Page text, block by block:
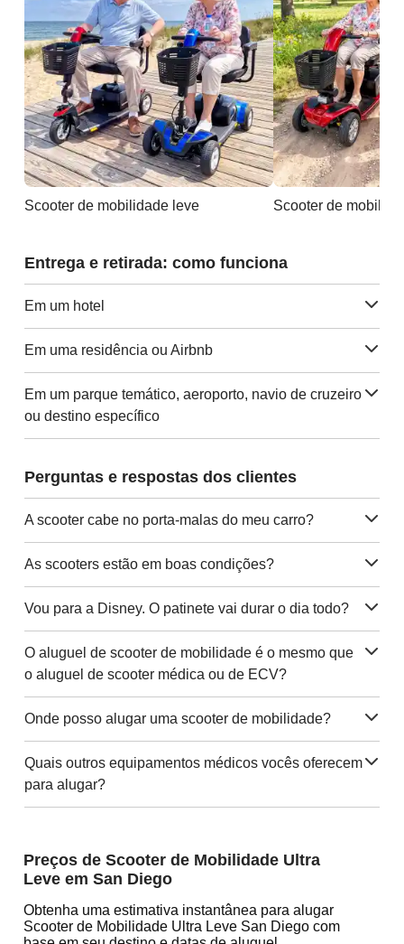
Scooter de mobilidade leve
Entrega e retirada: como funciona
Em um hotel
Em uma residência ou Airbnb
Em um parque temático, aeroporto, navio de cruzeiro
ou destino específico
Perguntas e respostas dos clientes
A scooter cabe no porta-malas do meu carro?
As scooters estão em boas condições?
Vou para a Disney. O patinete vai durar o dia todo?
O aluguel de scooter de mobilidade é o mesmo que
o aluguel de scooter médica ou de ECV?
Onde posso alugar uma scooter de mobilidade?
Quais outros equipamentos médicos vocês oferecem
para alugar?
Preços de Scooter de Mobilidade Ultra
Leve em San Diego
Obtenha uma estimativa instantânea para alugar
Scooter de Mobilidade Ultra Leve San Diego com